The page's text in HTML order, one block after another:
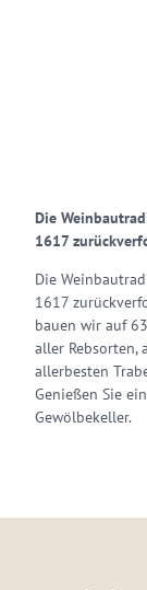
Die
1617
Die
1617
bauen wir auf
aller Rebsorten,
allerbesten
Genießen Sie
Gewölbekeller.